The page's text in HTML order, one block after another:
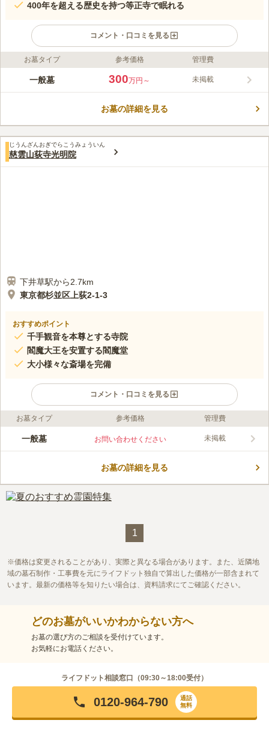
400年を超える歴史を持つ等正寺で眠れる
コメント・口コミを見る
ライフドット編集部のコメント
等正寺は浄土真宗本願寺派の寺院で、本尊は江戸時代初期の作と
の斜向かいにあり、広々として日当たりが良く、明るい雰囲気に
口コミ評価
この霊園はまだ誰からも評価されていません。
お墓タイプ 参考価格 管理費
一般墓 300万円～ 未掲載
お墓の詳細を見る
じうんざんおぎでらこうみょういん
慈雲山荻寺光明院
下井草駅から2.7km
東京都杉並区上荻2-1-3
おすすめポイント
千手観音を本尊とする寺院
閻魔大王を安置する閻魔堂
大小様々な斎場を完備
コメント・口コミを見る
口コミ評価
この霊園はまだ誰からも評価されていません。
お墓タイプ 参考価格 管理費
一般墓 お問い合わせください 未掲載
お墓の詳細を見る
1
価格は変更されることがあり、実際と異なる場合があります。また、近隣地
域の墓石制作・工事費を元にライフドット独自で算出した価格が一部含まれて
います。最新の価格等を知りたい場合は、資料請求にてご確認ください。
どのお墓がいいかわからない方へ
お墓の選び方のご相談を受付けています。
お気軽にお電話ください。
ライフドット相談窓口（09:30～18:00受付）
0120-964-790
通話
無料